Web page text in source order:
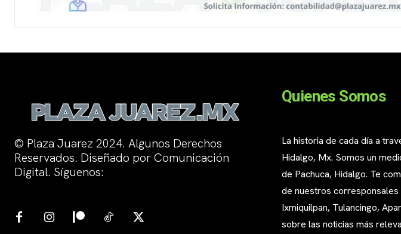
© Plaza Juarez 2024. Algunos Derechos
Reservados. Diseñado por Comunicación
Digital. Síguenos:
Quienes Somos
La historia de cada día a
Hidalgo, Mx. Somos un
de Pachuca, Hidalgo. Te
de nuestros
Ixmiquilpan, Tulancingo,
sobre las noticias más